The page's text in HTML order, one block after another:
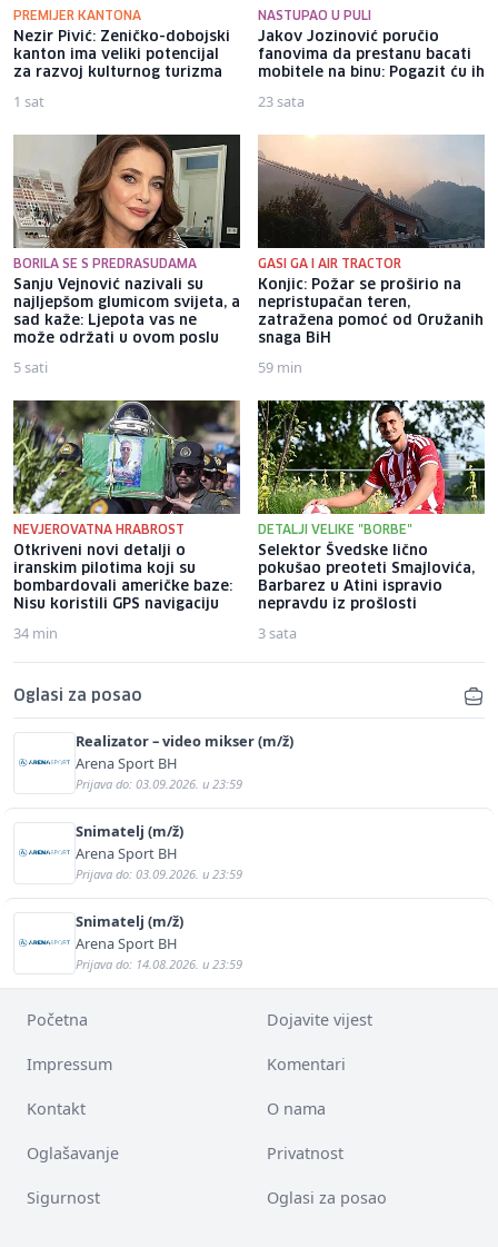
PREMIJER KANTONA
Nezir Pivić: Zeničko-dobojski
kanton ima veliki potencijal
za razvoj kulturnog turizma
1 sat
NASTUPAO U PULI
Jakov Jozinović poručio
fanovima da prestanu bacati
mobitele na binu: Pogazit ću ih
23 sata
BORILA SE S PREDRASUDAMA
Sanju Vejnović nazivali su
najljepšom glumicom svijeta, a
sad kaže: Ljepota vas ne
može održati u ovom poslu
5 sati
GASI GA I AIR TRACTOR
Konjic: Požar se proširio na
nepristupačan teren,
zatražena pomoć od Oružanih
snaga BiH
59 min
NEVJEROVATNA HRABROST
Otkriveni novi detalji o
iranskim pilotima koji su
bombardovali američke baze:
Nisu koristili GPS navigaciju
34 min
DETALJI VELIKE "BORBE"
Selektor Švedske lično
pokušao preoteti Smajlovića,
Barbarez u Atini ispravio
nepravdu iz prošlosti
3 sata
Oglasi za posao
Realizator – video mikser (m/ž)
Arena Sport BH
Prijava do: 03.09.2026. u 23:59
Snimatelj (m/ž)
Arena Sport BH
Prijava do: 03.09.2026. u 23:59
Snimatelj (m/ž)
Arena Sport BH
Prijava do: 14.08.2026. u 23:59
Početna Dojavite vijest
Impressum Komentari
Kontakt O nama
Oglašavanje Privatnost
Sigurnost Oglasi za posao